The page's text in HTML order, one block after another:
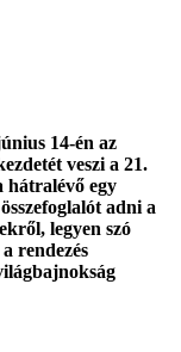
14-én az
veszi a 21.
hátralévő egy
adni a
legyen szó
rendezés